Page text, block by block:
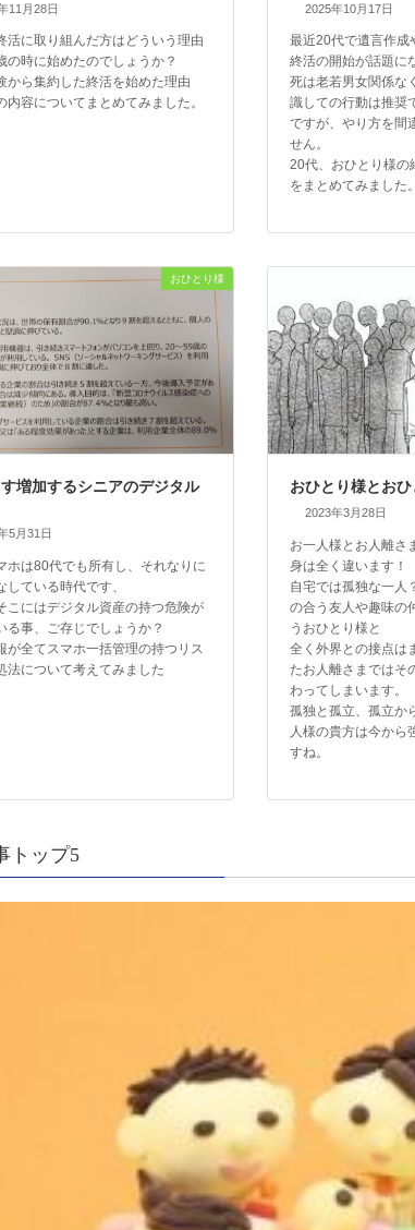
11月28日
活に取り組んだ方はどういう理由
の時に始めたのでしょうか？
から集約した終活を始めた理由
内容についてまとめてみました。
2025年10月17日
最近20代で遺言作成
終活の開始が話題に
死は老若男女関係な
識しての行動は推奨
ですが、やり方を間
せん。
20代、おひとり様の
をまとめてみました。
おひとり様
増加するシニアのデジタル
5月31日
ホは80代でも所有し、それなりに
している時代です、
こにはデジタル資産の持つ危険が
る事、ご存じでしょうか？
が全てスマホ一括管理の持つリス
法について考えてみました
おひとり様とお
2023年3月28日
お一人様とお人離さ
身は全く違います！
自宅では孤独な一人
の合う友人や趣味の
うおひとり様と
全く外界との接点は
たお人離さまではそ
わってしまいます。
孤独と孤立、孤立か
人様の貴方は今から
すね。
トップ5